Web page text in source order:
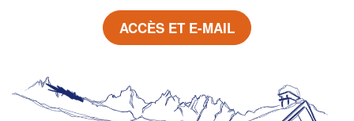
ACCÈS ET E-MAIL